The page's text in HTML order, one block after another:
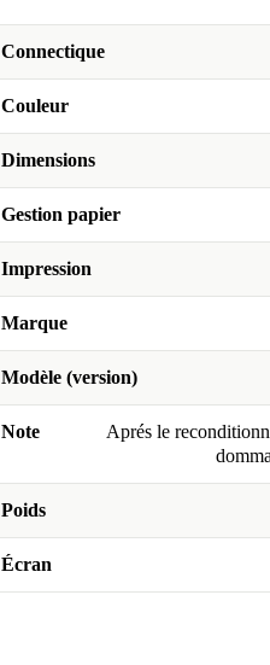
Connectique
Couleur
Dimensions
Gestion papier
Impression
Marque
Modèle (version)
Note
Aprés le
Poids
Écran